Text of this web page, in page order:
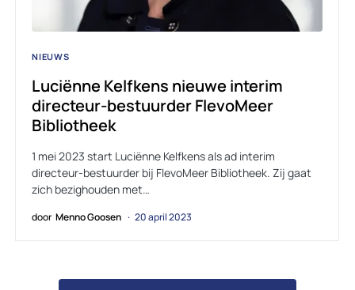
NIEUWS
Luciënne Kelfkens nieuwe interim
directeur-bestuurder FlevoMeer
Bibliotheek
1 mei 2023 start Luciënne Kelfkens als ad interim
directeur-bestuurder bij FlevoMeer Bibliotheek. Zij gaat
zich bezighouden met…
door Menno Goosen 20 april 2023